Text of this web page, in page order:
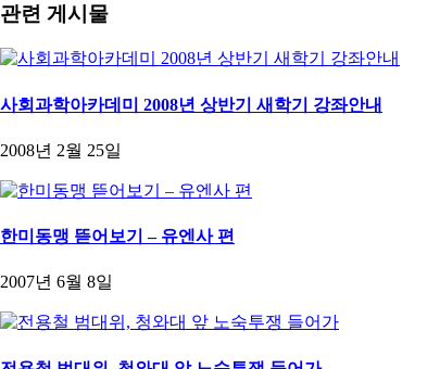
관련 게시물
사회과학아카데미 2008년 상반기 새학기 강좌안내
2008년 2월 25일
한미동맹 뜯어보기 – 유엔사 편
2007년 6월 8일